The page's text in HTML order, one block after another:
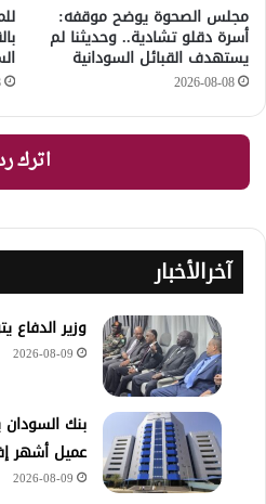
مجلس الصحوة يوضح موقفه:
أسرة دقلو تشادية.. وحديثنا لم
يستهدف القبائل السودانية
2026-08-08
اترك
آخرالأخبار
وزير الدفاع
2026-08-09
بنك
عميل أشهر
2026-08-09